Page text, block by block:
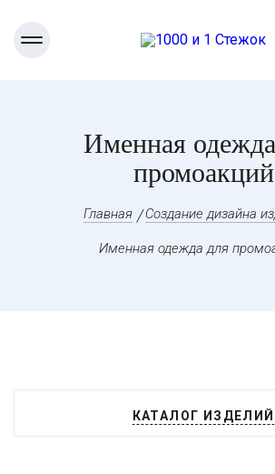
Именная
промоакций
Главная Создание дизайна
Именная одежда для
КАТАЛОГ ИЗДЕЛИЙ